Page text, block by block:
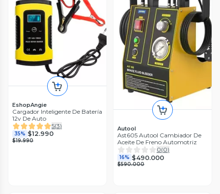
EshopAngie
Cargador Inteligente De Batería
12v De Auto
5(3)
35% $12.990
$19.990
Autool
Ast605 Autool Cambiador De
Aceite De Freno Automotriz
0(0)
16% $490.000
$590.000